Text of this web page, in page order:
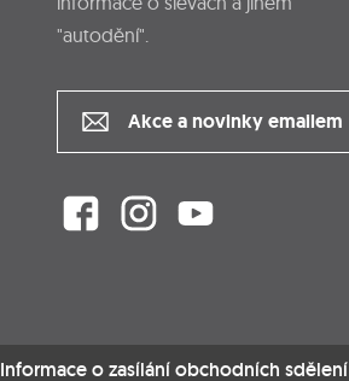
"autodění".
Akce a novinky emailem
Informace o zasílání obchodních sdělení